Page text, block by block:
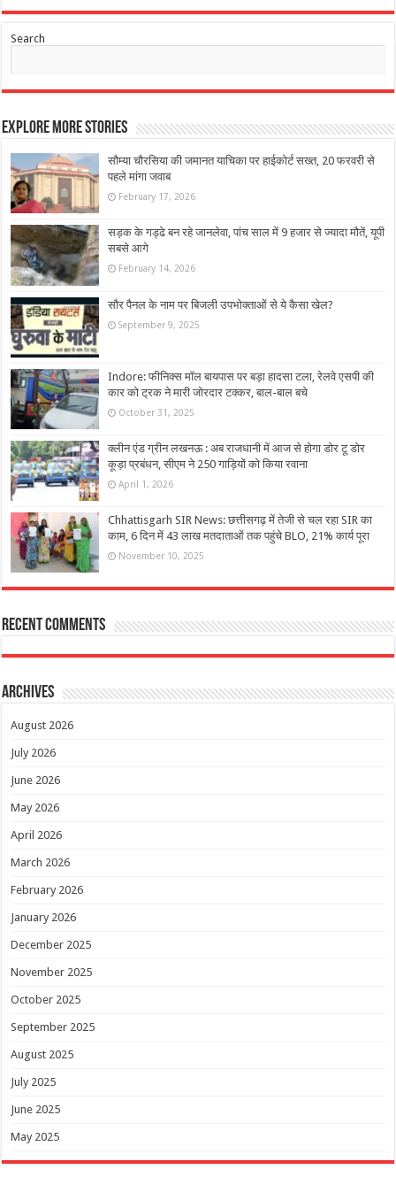
Search
Explore More Stories
सौम्या चौरसिया की जमानत याचिका पर हाईकोर्ट सख्त, 20 फरवरी से
पहले मांगा जवाब
February 17, 2026
सड़क के गड्ढे बन रहे जानलेवा, पांच साल में 9 हजार से ज्यादा मौतें, यूपी
सबसे आगे
February 14, 2026
सौर पैनल के नाम पर बिजली उपभोक्ताओं से ये कैसा खेल?
September 9, 2025
Indore: फीनिक्स मॉल बायपास पर बड़ा हादसा टला, रेलवे एसपी की
कार को ट्रक ने मारी जोरदार टक्कर, बाल-बाल बचे
October 31, 2025
क्लीन एंड ग्रीन लखनऊ : अब राजधानी में आज से होगा डोर टू डोर
कूड़ा प्रबंधन, सीएम ने 250 गाड़ियों को किया रवाना
April 1, 2026
Chhattisgarh SIR News: छत्तीसगढ़ में तेजी से चल रहा SIR का
काम, 6 दिन में 43 लाख मतदाताओं तक पहुंचे BLO, 21% कार्य पूरा
November 10, 2025
Recent Comments
Archives
August 2026
July 2026
June 2026
May 2026
April 2026
March 2026
February 2026
January 2026
December 2025
November 2025
October 2025
September 2025
August 2025
July 2025
June 2025
May 2025